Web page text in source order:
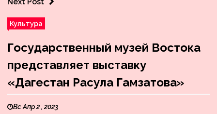
Культура
Государственный музей Востока
представляет выставку
«Дагестан Расула Гамзатова»
Вс Апр 2 , 2023